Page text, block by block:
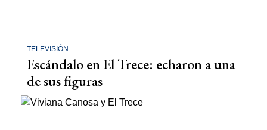
TELEVISIÓN
Escándalo en El Trece: echaron a una
de sus figuras